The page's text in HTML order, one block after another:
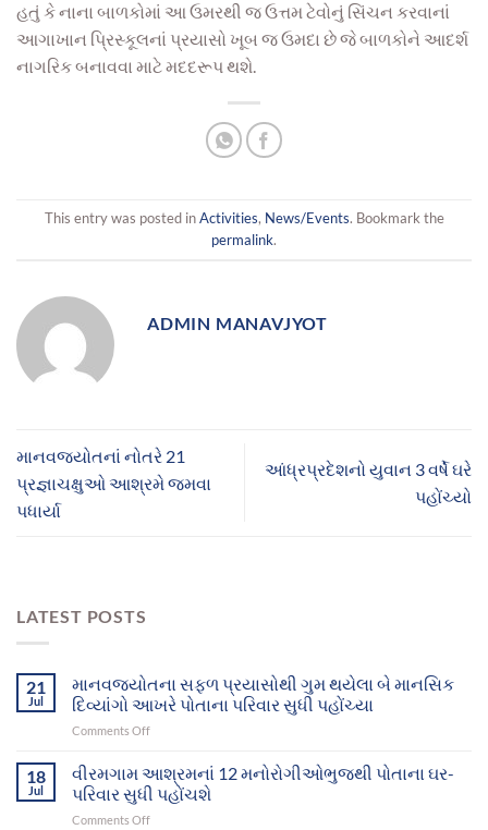
હતું કે નાના બાળકોમાં આ ઉમરથી જ ઉત્તમ ટેવોનું સિંચન કરવાનાં
આગાખાન પ્રિસ્કૂલનાં પ્રયાસો ખૂબ જ ઉમદા છે જે બાળકોને આદર્શ
નાગરિક બનાવવા માટે મદદરૂપ થશે.
This entry was posted inActivities, News/Events. Bookmark the
permalink.
ADMIN MANAVJYOT
માનવજ્યોતનાં નોતરે 21
પ્રજ્ઞાચક્ષુઓ આશ્રમે જમવા
પધાર્યા
આંધ્રપ્રદેશનો યુવાન 3 વર્ષે ઘરે
પહોંચ્યો
LATEST POSTS
21
Jul
માનવજ્યોતના સફળ પ્રયાસોથી ગુમ થયેલા બે માનસિક
દિવ્યાંગો આખરે પોતાના પરિવાર સુધી પહોંચ્યા
Comments Offon
પ્રયાસોથી
ગુમ
થયેલા
18
Jul
વીરમગામ આશ્રમનાં 12 મનોરોગીઓભુજથી પોતાના ઘર-
પરિવાર સુધી પહોંચશે
Comments Offon